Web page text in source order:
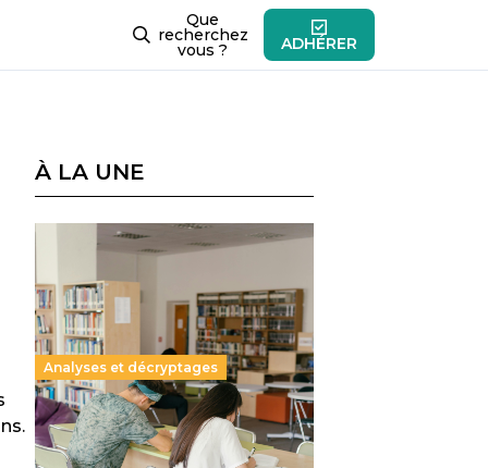
Que
recherchez
vous ? ADHÉRER
À LA UNE
Analyses et décryptages
Supérieur privé : une dérive
qui met à mal la promesse